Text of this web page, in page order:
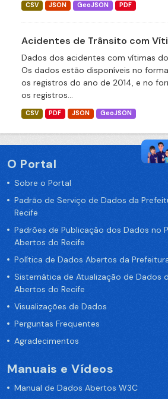
CSV JSON GeoJSON PDF
Acidentes de Trânsito com
Dados dos acidentes com vítimas
Os dados estão disponíveis no
os registros do ano de 2014, e no
os registros...
CSV PDF JSON GeoJSON
O Portal
Sobre o Portal
Padrão de Serviço de Dados da
Recife
Padrões de Publicação dos Dados no
Abertos do Recife
Política de Dados Abertos da
Sistemática de Atualização de Dados
Abertos do Recife
Visualizações de Dados
Perguntas Frequentes
Agradecimentos
Manuais e Vídeos
Manual de Dados Abertos W3C